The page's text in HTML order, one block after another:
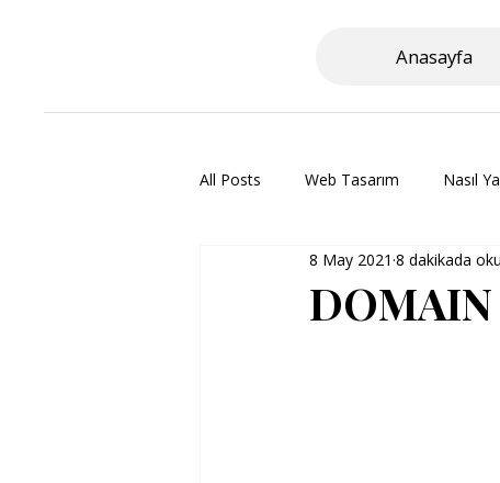
Anasayfa
All Posts Web Tasarım Nasıl
8 May 2021 8 dakikada